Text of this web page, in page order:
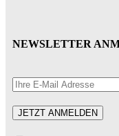
NEWSLETTER